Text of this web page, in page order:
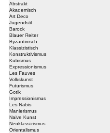
Abstrakt
Akademisch
Art Deco
Jugendstil
Barock
Blauer Reiter
Byzantinisch
Klassizistisch
Konstruktivismus
Kubismus
Expressionismus
Les Fauves
Volkskunst
Futurismus
Gotik
Impressionismus
Les Nabis
Manierismus
Naive Kunst
Neoklassizismus
Orientalismus